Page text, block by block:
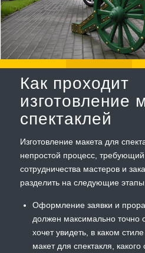
Как проходит
изготовление
спектаклей
Изготовление макета для
непростой процесс, требующий
сотрудничества мастеров и
разделить на следующие
Оформление заявки и
должен максимально точно
хочет увидеть, в каком
макет для спектакля,